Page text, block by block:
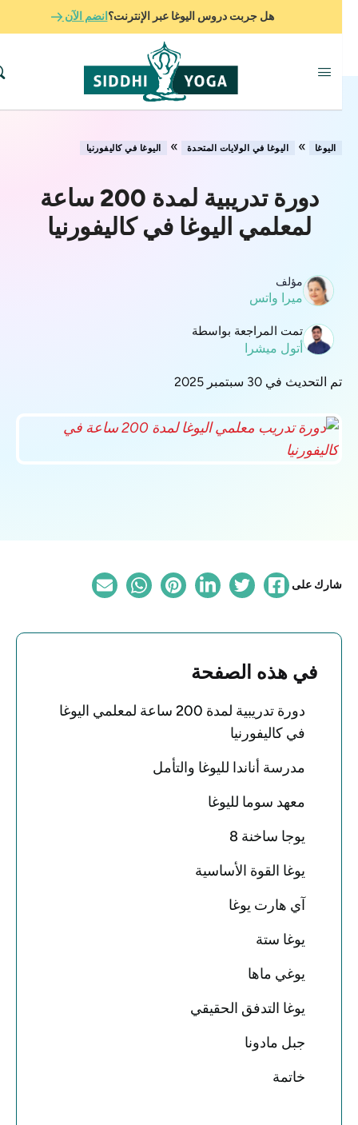
هل جربت دروس اليوغا عبر الإنترنت؟انضم الآن
اليوغا » اليوغا في الولايات المتحدة » اليوغا في كاليفورنيا
دورة تدريبية لمدة 200 ساعة
لمعلمي اليوغا في كاليفورنيا
مؤلف
ميرا واتس
تمت المراجعة بواسطة
أتول ميشرا
تم التحديث في 30 سبتمبر 2025
شارك على
في هذه الصفحة
دورة تدريبية لمدة 200 ساعة لمعلمي اليوغا
في كاليفورنيا
مدرسة أناندا لليوغا والتأمل
معهد سوما لليوغا
يوجا ساخنة 8
يوغا القوة الأساسية
آي هارت يوغا
يوغا ستة
يوغي ماها
يوغا التدفق الحقيقي
جبل مادونا
خاتمة